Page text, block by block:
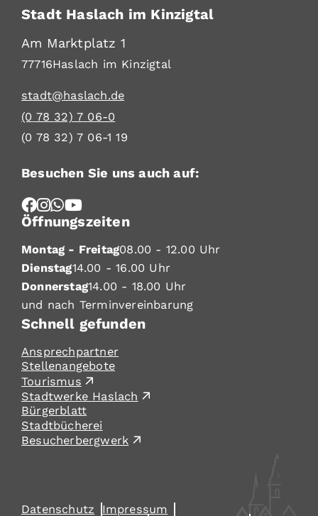
Stadt Haslach im Kinzigtal
Am Marktplatz 1
77716Haslach im Kinzigtal
stadt@haslach.de
(0 78 32) 7 06-0
(0 78 32) 7 06-1 19
Besuchen Sie uns auch auf:
Öffnungszeiten
Montag - Freitag08.00 - 12.00 Uhr
Dienstag14.00 - 16.00 Uhr
Donnerstag14.00 - 18.00 Uhr
und nach Terminvereinbarung
Schnell gefunden
Ansprechpartner
Stellenangebote
Tourismus
Stadtwerke Haslach
Bürgerblatt
Stadtbücherei
Besucherbergwerk
Datenschutz
Impressum